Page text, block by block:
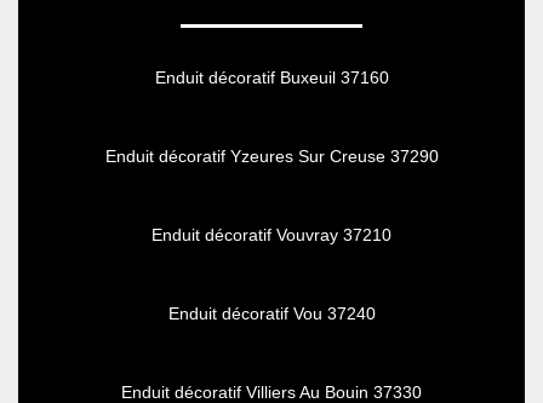
Enduit décoratif Buxeuil 37160
Enduit décoratif Yzeures Sur Creuse 37290
Enduit décoratif Vouvray 37210
Enduit décoratif Vou 37240
Enduit décoratif Villiers Au Bouin 37330